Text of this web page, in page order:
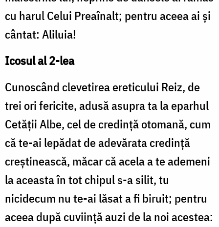
cu harul Celui Preaînalt; pentru aceea ai şi
cântat: Aliluia!
Icosul al 2-lea
Cunoscând clevetirea ereticului Reiz, de
trei ori fericite, adusă asupra ta la eparhul
Cetăţii Albe, cel de credinţă otomană, cum
că te-ai lepădat de adevărata credinţă
creştinească, măcar că acela a te ademeni
la aceasta în tot chipul s-a silit, tu
nicidecum nu te-ai lăsat a fi biruit; pentru
aceea după cuviinţă auzi de la noi acestea: